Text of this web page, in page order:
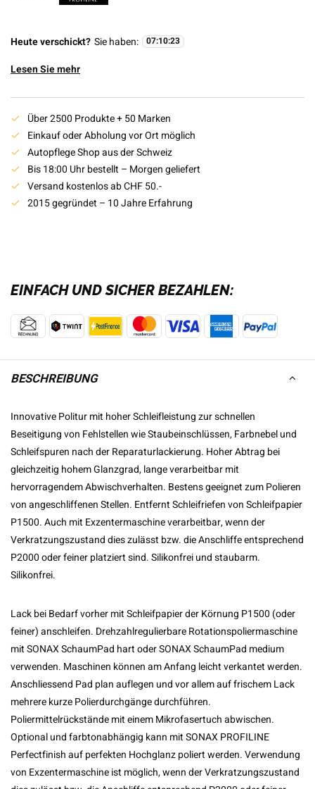
Heute verschickt? Sie haben: 07:10:23
Lesen Sie mehr
Über 2500 Produkte + 50 Marken
Einkauf oder Abholung vor Ort möglich
Autopflege Shop aus der Schweiz
Bis 18:00 Uhr bestellt – Morgen geliefert
Versand kostenlos ab CHF 50.-
2015 gegründet – 10 Jahre Erfahrung
EINFACH UND SICHER BEZAHLEN:
BESCHREIBUNG
Innovative Politur mit hoher Schleifleistung zur schnellen
Beseitigung von Fehlstellen wie Staubeinschlüssen, Farbnebel und
Schleifspuren nach der Reparaturlackierung. Hoher Abtrag bei
gleichzeitig hohem Glanzgrad, lange verarbeitbar mit
hervorragendem Abwischverhalten. Bestens geeignet zum Polieren
von angeschliffenen Stellen. Entfernt Schleifriefen von Schleifpapier
P1500. Auch mit Exzentermaschine verarbeitbar, wenn der
Verkratzungszustand dies zulässt bzw. die Anschliffe entsprechend
P2000 oder feiner platziert sind. Silikonfrei und staubarm.
Silikonfrei.
Lack bei Bedarf vorher mit Schleifpapier der Körnung P1500 (oder
feiner) anschleifen. Drehzahlregulierbare Rotationspoliermaschine
mit SONAX SchaumPad hart oder SONAX SchaumPad medium
verwenden. Maschinen können am Anfang leicht verkantet werden.
Anschliessend Pad plan auflegen und vor allem auf frischem Lack
mehrere kurze Polierdurchgänge durchführen.
Poliermittelrückstände mit einem Mikrofasertuch abwischen.
Optional und farbtonabhängig kann mit SONAX PROFILINE
Perfectfinish auf perfekten Hochglanz poliert werden. Verwendung
von Exzentermaschine ist möglich, wenn der Verkratzungszustand